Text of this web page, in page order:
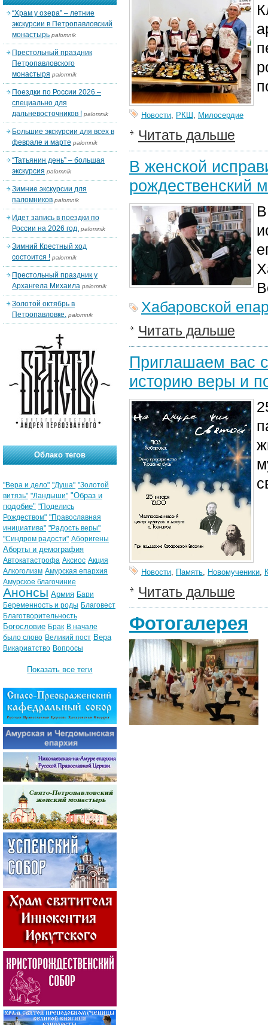
Новости, РКШ , Милосердие
Читать дальше
В женской
рождественский
Хабаровской
Читать дальше
Приглашаем вас
историю веры и
Новости, Память, Новомученики,
Читать дальше
Фотогалерея
“Храм у озера” – летние
экскурсии в Петропавловский
монастырь palomnik
Престольный праздник
Петропавловского
монастыря palomnik
Поездки по России 2026 –
специально для
дальневосточников ! palomnik
Большие экскурсии для всех в
феврале и марте palomnik
“Татьянин день” – большая
экскурсия palomnik
Зимние экскурсии для
паломников palomnik
Идет запись в поездки по
России на 2026 год. palomnik
Зимний Крестный ход
состоится ! palomnik
Престольный праздник у
Архангела Михаила palomnik
Золотой октябрь в
Петропавловке. palomnik
Облако тегов
"Вера и дело" "Душа" "Золотой
витязь" "Ландыши" "Образ и
подобие" "Поделись
Рождеством" "Православная
инициатива" "Радость веры"
"Синдром радости" Аборигены
Аборты и демография
Автокатастрофа Аксиос Акция
Алкоголизм Амурская епархия
Амурское благочиние
Анонсы Армия Бари
Беременность и роды Благовест
Благотворительность
Богословие Брак В начале
было слово Великий пост Вера
Викариатство Вопросы
Показать все теги